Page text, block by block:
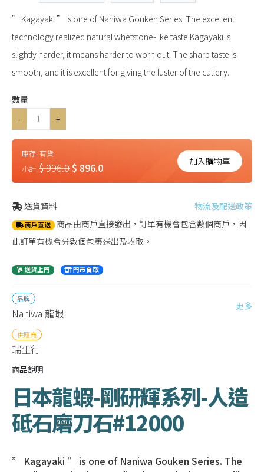
” Kagayaki ” is one of Naniwa Gouken Series. The excellent
technology realized natural whetstone-like taste.Kagayaki is
slightly harder, it means harder to worn out. The sharp taste is
smooth, and it is excellent for giving the luster of the cutlery.
數量
-
+
庫存: 有貨
小計: $ 996.0$ 896.0 加入購物車
送貨資料 物流及配送政策
商戶直送 商品由商戶直接發出，訂單有機會包含數個商戶，因
此訂單有機會分數個包裹送出及收取。
送貨上門 門市自取
品牌
Naniwa 龍蝦
更多
供應商
瑞生行
商品說明
日本龍蝦-剛研輝系列-人造
砥石磨刀石#12000
” Kagayaki ” is one of Naniwa Gouken Series. The